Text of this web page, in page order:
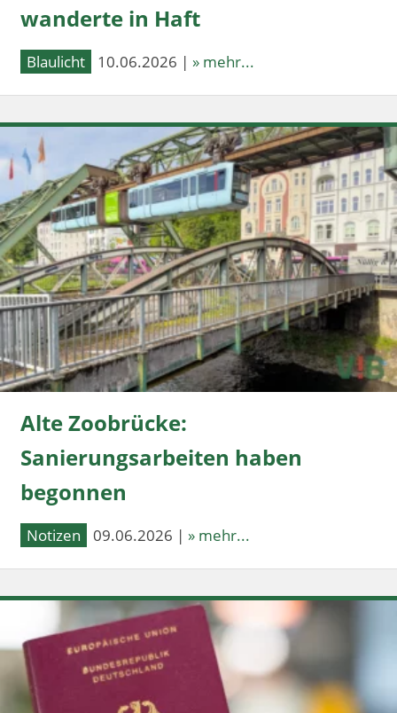
wanderte in Haft
Blaulicht 10.06.2026 | » mehr...
Alte Zoobrücke:
Sanierungsarbeiten haben
begonnen
Notizen 09.06.2026 | » mehr...